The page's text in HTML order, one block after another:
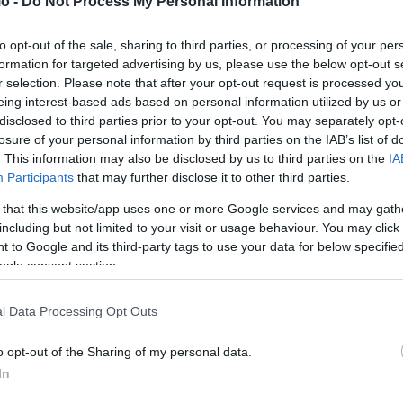
opt-out of the sale, sharing to third parties, or processing of your
for targeted advertising by us, please use the below opt-out
selection. Please note that after your opt-out request is processed
interest-based ads based on personal information utilized by us
to third parties prior to your opt-out. You may separately
of your personal information by third parties on the IAB’s list of
This information may also be disclosed by us to third parties on the
Participants that may further disclose it to other third parties.
that this website/app uses one or more Google services and may
but not limited to your visit or usage behaviour. You may
to Google and its third-party tags to use your data for below
consent section.
Data Processing Opt Outs
opt-out of the Sharing of my personal data.
Ρόδο και Μεσσηνία
ΑΝΑΡΤΗΘΗΚΕ ΑΠΟ ΕΛΕΑΝΑ ΖΑΜΠΑΡΑ 31 ΙΟΥΛΊΟΥ 2024
προχώρησαν οι ελεγκτές…